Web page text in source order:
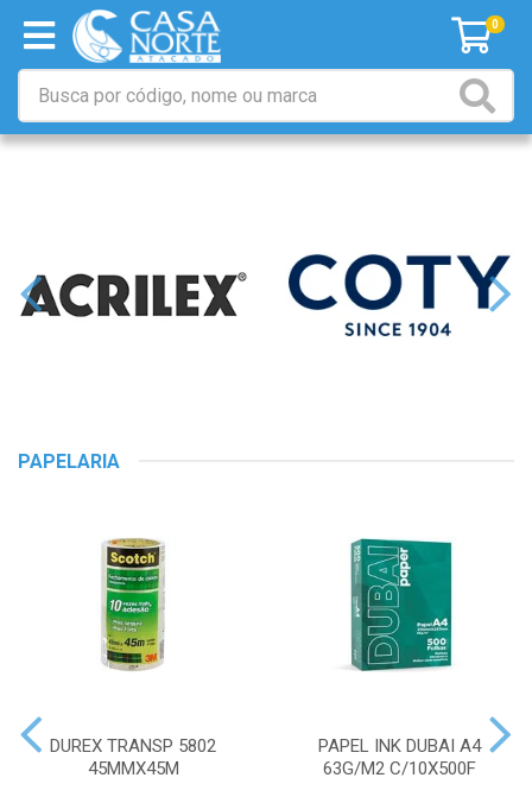
0
PAPELARIA
DUREX TRANSP 5802
45MMX45M
PAPEL INK DUBAI A4
63G/M2 C/10X500F